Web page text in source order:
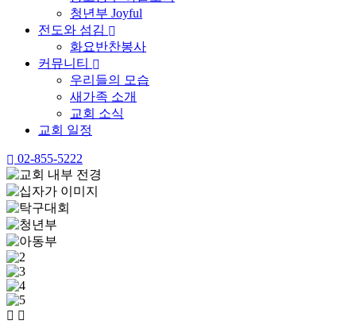
청년부 Joyful
전도와 섬김
화요반찬봉사
커뮤니티
우리들의 모습
새가족 소개
교회 소식
교회 일정
02-855-5222